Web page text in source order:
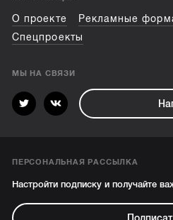
О проекте Рекламные
Спецпроекты
МЫ НА СВЯЗИ
ПЕРСОНАЛЬНАЯ РАССЫЛКА
Настройти подписку и получайте